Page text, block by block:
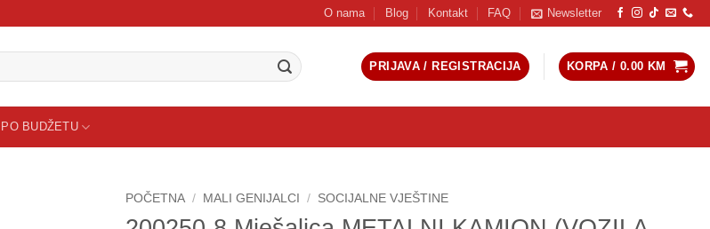
O nama Blog Kontakt FAQ Newsletter
PRIJAVA / REGISTRACIJA KORPA / 0.00 KM
PO BUDŽETU
POČETNA / MALI GENIJALCI / SOCIJALNE VJEŠTINE